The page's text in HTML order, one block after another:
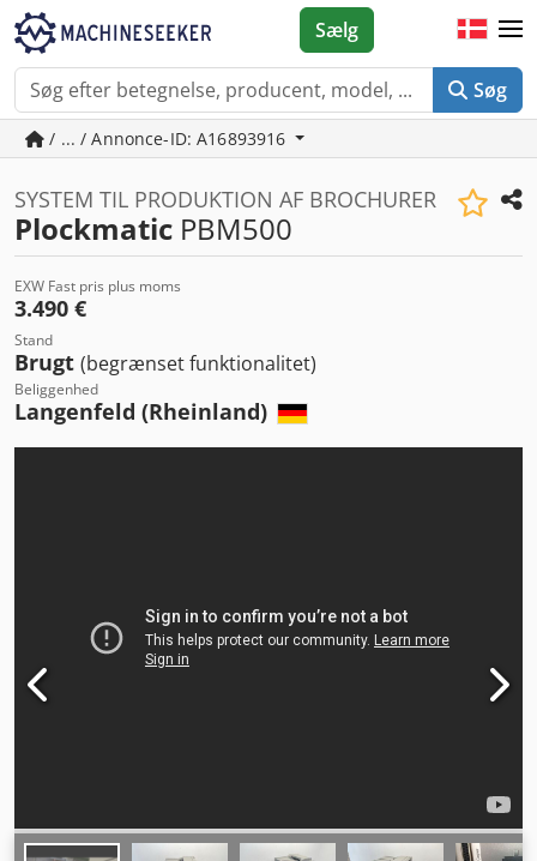
Søg
Sælg
/ ... / Annonce-ID: A16893916
SYSTEM TIL PRODUKTION AF BROCHURER
Plockmatic PBM500
EXW Fast pris plus moms
3.490 €
Stand
Brugt (begrænset funktionalitet)
Beliggenhed
Langenfeld (Rheinland)